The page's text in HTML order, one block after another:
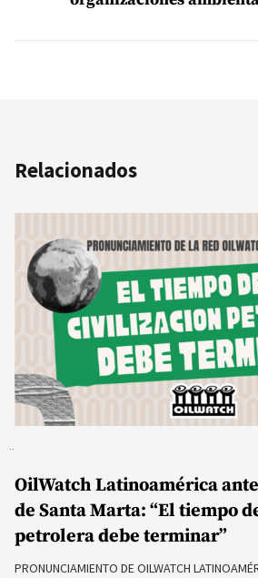
Relacionados
OilWatch Latinoamérica
de Santa Marta: “El tiempo
petrolera debe terminar”
PRONUNCIAMIENTO DE OILWATCH